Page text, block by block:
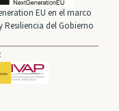
EU en el marco
del Gobierno